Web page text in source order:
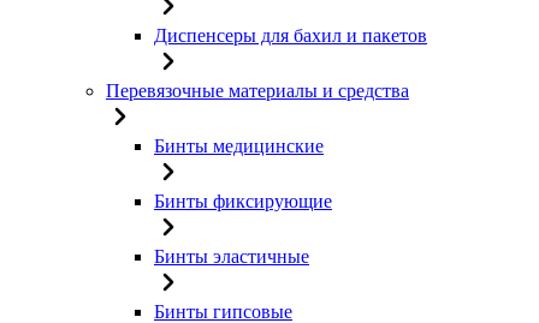
Диспенсеры для бахил и пакетов
Перевязочные материалы и средства
Бинты медицинские
Бинты фиксирующие
Бинты эластичные
Бинты гипсовые